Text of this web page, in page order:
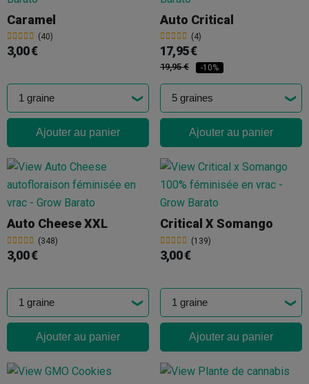
Caramel
(40)
3,00 €
Ajouter au panier
Auto Critical
(4)
17,95 €
19,95 € -10%
Ajouter au panier
Auto Cheese XXL
(348)
3,00 €
Ajouter au panier
Critical X Somango
(139)
3,00 €
Ajouter au panier